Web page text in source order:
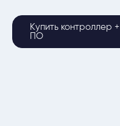
Купить контроллер +
ПО